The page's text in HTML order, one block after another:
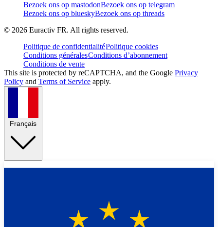
Bezoek ons op mastodonBezoek ons op telegram
Bezoek ons op blueskyBezoek ons op threads
© 2026 Euractiv FR. All rights reserved.
Politique de confidentialitéPolitique cookies
Conditions généralesConditions d’abonnement
Conditions de vente
This site is protected by reCAPTCHA, and the Google Privacy
Policy and Terms of Service apply.
Français